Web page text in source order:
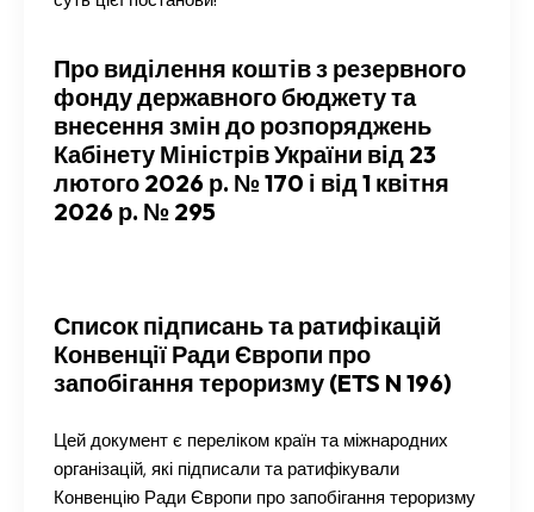
Про виділення коштів з резервного
фонду державного бюджету та
внесення змін до розпоряджень
Кабінету Міністрів України від 23
лютого 2026 р. № 170 і від 1 квітня
2026 р. № 295
Список підписань та ратифікацій
Конвенції Ради Європи про
запобігання тероризму (ETS N 196)
Цей документ є переліком країн та міжнародних
організацій, які підписали та ратифікували
Конвенцію Ради Європи про запобігання тероризму